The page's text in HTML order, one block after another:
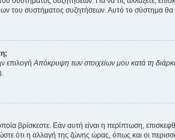
συστήματος συζητήσεων. Αυτό το σύστημα θα
επιλογήΑπόκρυψη των στοιχείων μου κατά τη
βρίσκεστε. Εάν αυτή είναι η περίπτωση,
ότι η αλλαγή της ζώνης ώρας, όπως και οι